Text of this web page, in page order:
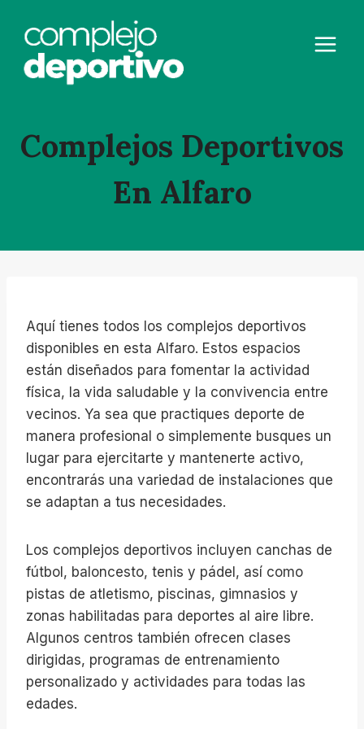
contenido
Complejos Deportivos
En Alfaro
Aquí tienes todos los complejos deportivos
disponibles en esta Alfaro. Estos espacios
están diseñados para fomentar la actividad
física, la vida saludable y la convivencia entre
vecinos. Ya sea que practiques deporte de
manera profesional o simplemente busques un
lugar para ejercitarte y mantenerte activo,
encontrarás una variedad de instalaciones que
se adaptan a tus necesidades.
Los complejos deportivos incluyen canchas de
fútbol, baloncesto, tenis y pádel, así como
pistas de atletismo, piscinas, gimnasios y
zonas habilitadas para deportes al aire libre.
Algunos centros también ofrecen clases
dirigidas, programas de entrenamiento
personalizado y actividades para todas las
edades.